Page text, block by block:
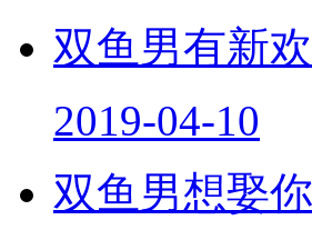
双鱼男有新
2019-04-10
双鱼男想娶